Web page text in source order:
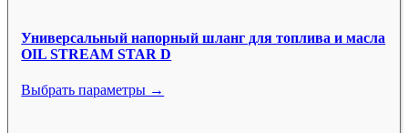
Универсальный напорный шланг для топлива и масла
OIL STREAM STAR D
Выбрать параметры →